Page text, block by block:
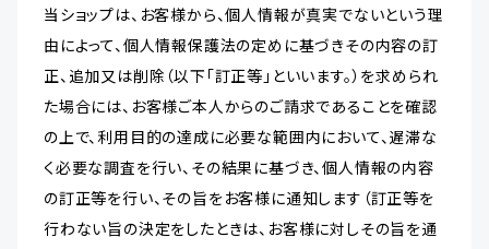
当ショップは、お客様から、個人情報が真実でないという理
由によって、個人情報保護法の定めに基づきその内容の訂
正、追加又は削除（以下「訂正等」といいます。）を求められ
た場合には、お客様ご本人からのご請求であることを確認
の上で、利用目的の達成に必要な範囲内において、遅滞な
く必要な調査を行い、その結果に基づき、個人情報の内容
の訂正等を行い、その旨をお客様に通知します（訂正等を
行わない旨の決定をしたときは、お客様に対しその旨を通